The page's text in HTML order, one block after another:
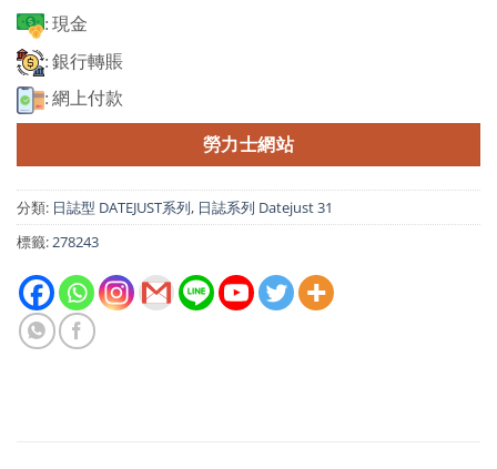
: 現金
: 銀行轉賬
: 網上付款
勞力士網站
分類: 日誌型 DATEJUST系列, 日誌系列 Datejust 31
標籤:278243